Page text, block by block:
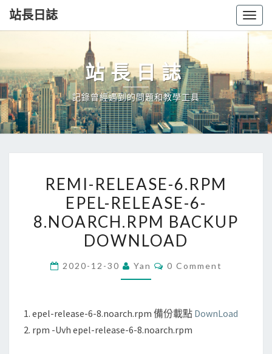
站長日誌
站長日誌
記錄曾經遇到的問題和教學工具
RELEASE-
6.RPM
EPEL-
RELEASE-
8.NOARCH.RPM
REMI-RELEASE-6.RPM
EPEL-RELEASE-6-
8.NOARCH.RPM BACKUP
DOWNLOAD
2020-12-30 Yan Comments
0 Comment
1. epel-release-6-8.noarch.rpm 備份載點 DownLoad
2. rpm -Uvh epel-release-6-8.noarch.rpm